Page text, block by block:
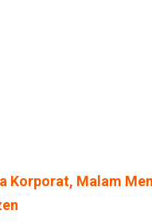
Korporat, Malam